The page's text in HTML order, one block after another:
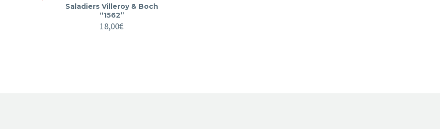
Saladiers Villeroy & Boch
“1562”
18,00€